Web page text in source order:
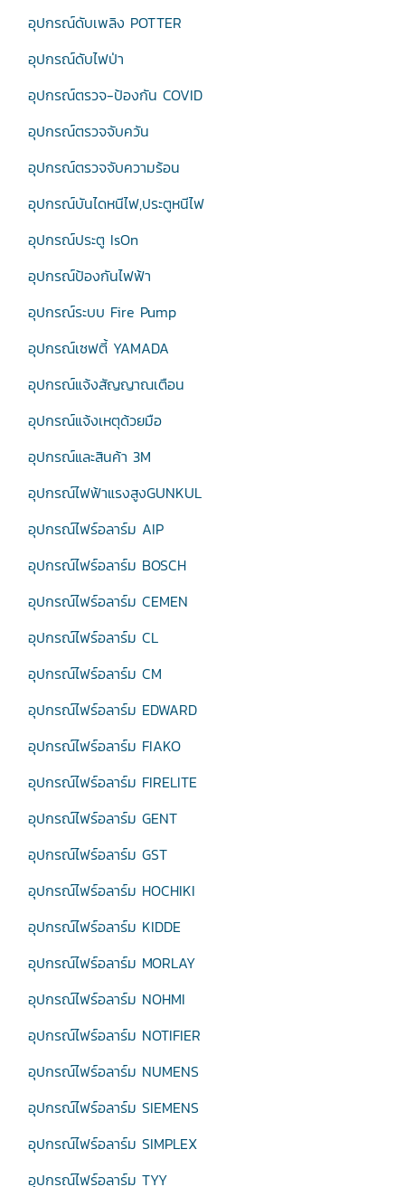
อุปกรณ์ดับเพลิง POTTER
อุปกรณ์ดับไฟป่า
อุปกรณ์ตรวจ-ป้องกัน COVID
อุปกรณ์ตรวจจับควัน
อุปกรณ์ตรวจจับความร้อน
อุปกรณ์บันไดหนีไฟ,ประตูหนีไฟ
อุปกรณ์ประตู IsOn
อุปกรณ์ป้องกันไฟฟ้า
อุปกรณ์ระบบ Fire Pump
อุปกรณ์เซฟตี้ YAMADA
อุปกรณ์แจ้งสัญญาณเตือน
อุปกรณ์แจ้งเหตุด้วยมือ
อุปกรณ์และสินค้า 3M
อุปกรณ์ไฟฟ้าแรงสูงGUNKUL
อุปกรณ์ไฟร์อลาร์ม AIP
อุปกรณ์ไฟร์อลาร์ม BOSCH
อุปกรณ์ไฟร์อลาร์ม CEMEN
อุปกรณ์ไฟร์อลาร์ม CL
อุปกรณ์ไฟร์อลาร์ม CM
อุปกรณ์ไฟร์อลาร์ม EDWARD
อุปกรณ์ไฟร์อลาร์ม FIAKO
อุปกรณ์ไฟร์อลาร์ม FIRELITE
อุปกรณ์ไฟร์อลาร์ม GENT
อุปกรณ์ไฟร์อลาร์ม GST
อุปกรณ์ไฟร์อลาร์ม HOCHIKI
อุปกรณ์ไฟร์อลาร์ม KIDDE
อุปกรณ์ไฟร์อลาร์ม MORLAY
อุปกรณ์ไฟร์อลาร์ม NOHMI
อุปกรณ์ไฟร์อลาร์ม NOTIFIER
อุปกรณ์ไฟร์อลาร์ม NUMENS
อุปกรณ์ไฟร์อลาร์ม SIEMENS
อุปกรณ์ไฟร์อลาร์ม SIMPLEX
อุปกรณ์ไฟร์อลาร์ม TYY